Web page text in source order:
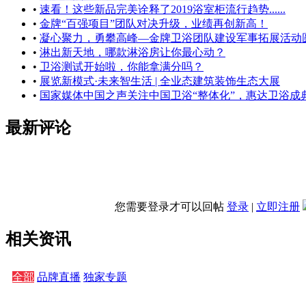
• 速看！这些新品完美诠释了2019浴室柜流行趋势......
• 金牌“百强项目”团队对决升级，业绩再创新高！
• 凝心聚力，勇攀高峰—金牌卫浴团队建设军事拓展活动
• 淋出新天地，哪款淋浴房让你最心动？
• 卫浴测试开始啦，你能拿满分吗？
• 展览新模式·未来智生活 | 全业态建筑装饰生态大展
• 国家媒体中国之声关注中国卫浴“整体化”，惠达卫浴成
最新评论
您需要登录才可以回帖 登录 | 立即注册
相关资讯
全部 品牌直播 独家专题